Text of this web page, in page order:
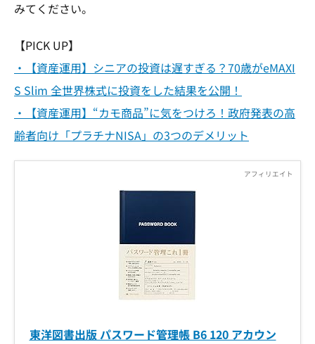
みてください。
【PICK UP】
・【資産運用】シニアの投資は遅すぎる？70歳がeMAXI
S Slim 全世界株式に投資をした結果を公開！
・【資産運用】“カモ商品”に気をつけろ！政府発表の高
齢者向け「プラチナNISA」の3つのデメリット
東洋図書出版 パスワード管理帳 B6 120 アカウン